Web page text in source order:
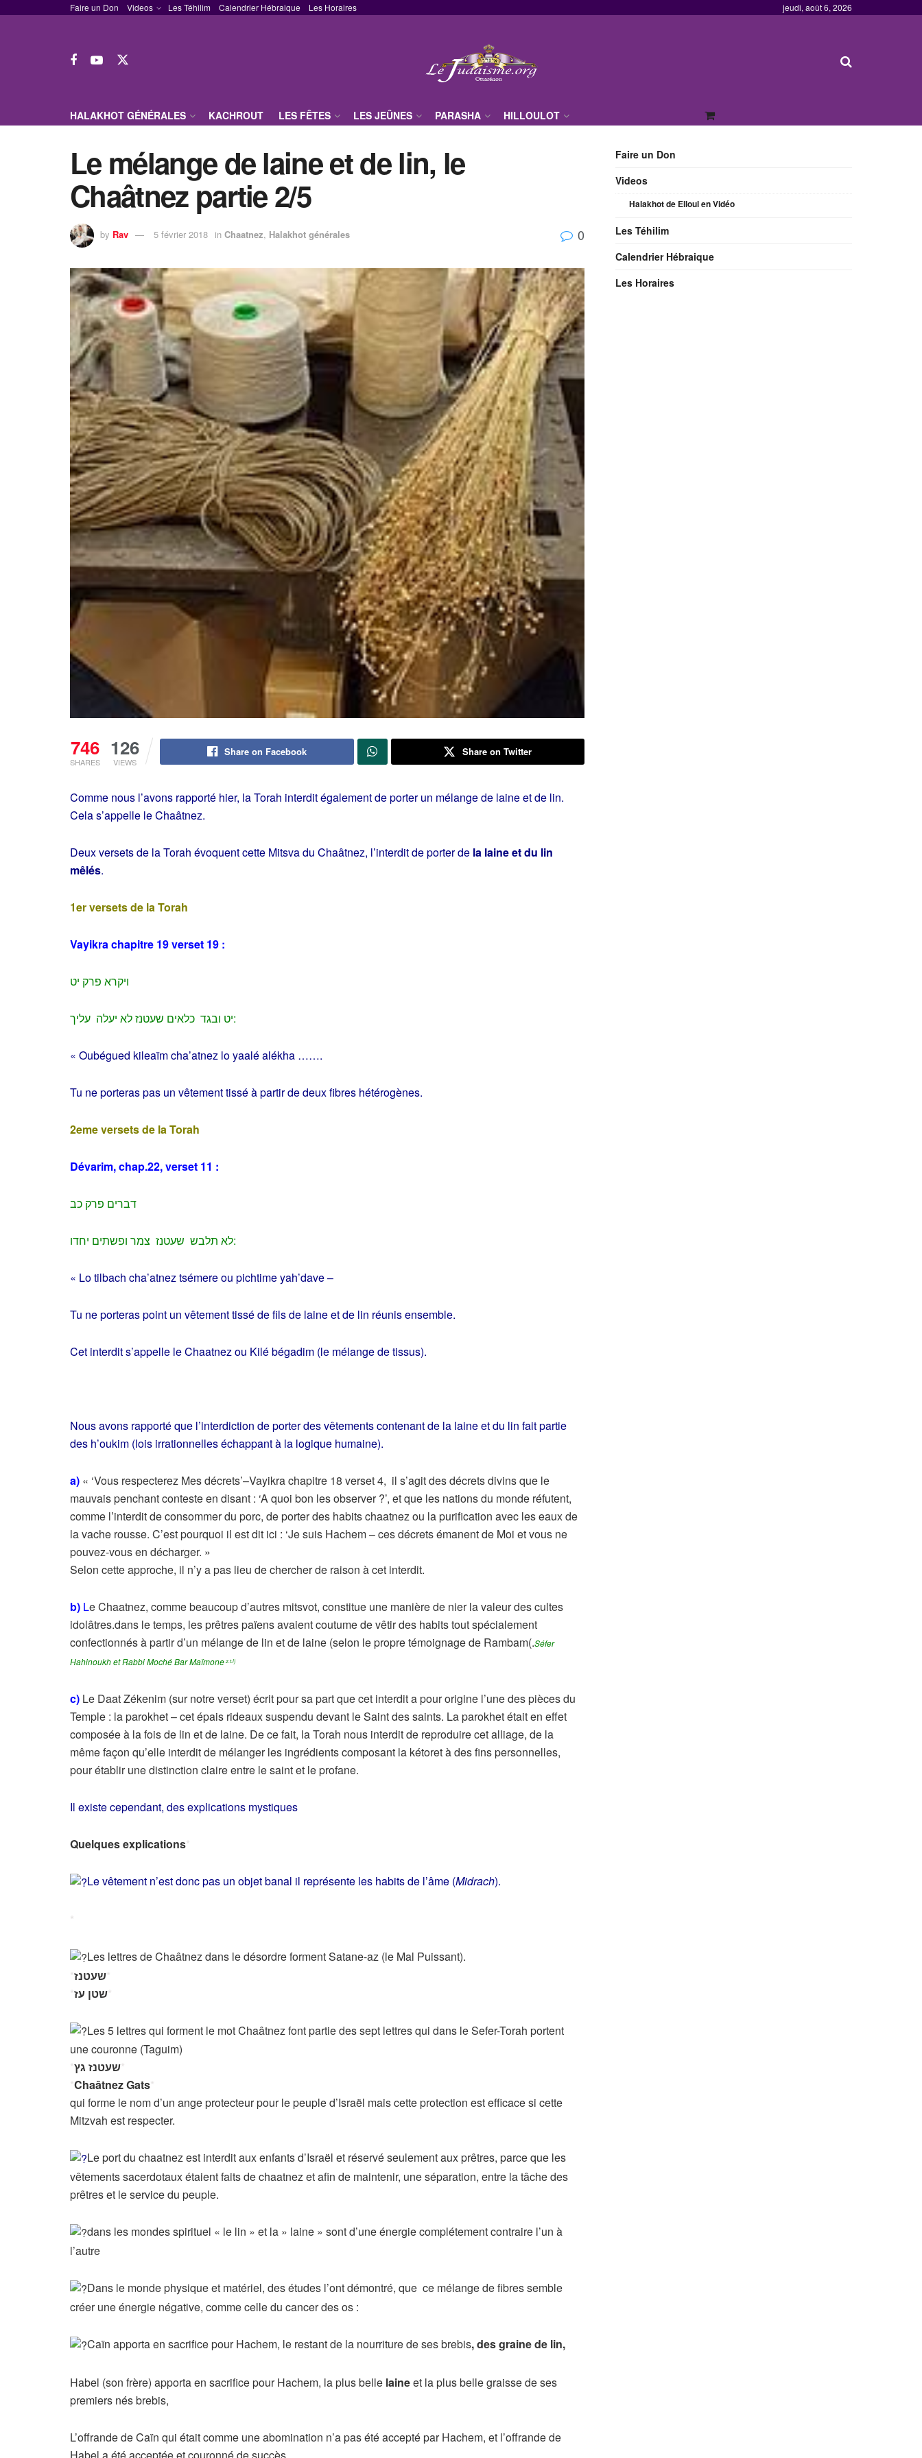
Faire un Don Videos Les Téhilim Calendrier Hébraique Les Horaires jeudi, août 6, 2026
HALAKHOT GÉNÉRALES KACHROUT LES FÊTES LES JEÛNES PARASHA HILLOULOT
Le mélange de laine et de lin, le
Chaâtnez partie 2/5
by Rav 5 février 2018 in Chaatnez, Halakhot générales 0
746
SHARES
126
VIEWS
Share on Facebook Share on Twitter
Comme nous l’avons rapporté hier, la Torah interdit également de porter un mélange de laine et de lin.
Cela s’appelle le Chaâtnez.
Deux versets de la Torah évoquent cette Mitsva du Chaâtnez, l’interdit de porter de la laine et du lin
mêlés.
1er versets de la Torah
Vayikra chapitre 19 verset 19 :
ויקרא פרק יט
יט ובגד כלאים שעטנז לא יעלה עליך:
« Oubégued kileaïm cha’atnez lo yaalé alékha …….
Tu ne porteras pas un vêtement tissé à partir de deux fibres hétérogènes.
2eme versets de la Torah
Dévarim, chap.22, verset 11 :
דברים פרק כב
לא תלבש שעטנז צמר ופשתים יחדו:
« Lo tilbach cha’atnez tsémere ou pichtime yah’dave –
Tu ne porteras point un vêtement tissé de fils de laine et de lin réunis ensemble.
Cet interdit s’appelle le Chaatnez ou Kilé bégadim (le mélange de tissus).
Nous avons rapporté que l’interdiction de porter des vêtements contenant de la laine et du lin fait partie
des h’oukim (lois irrationnelles échappant à la logique humaine).
a) « ‘Vous respecterez Mes décrets’–Vayikra chapitre 18 verset 4, il s’agit des décrets divins que le
mauvais penchant conteste en disant : ‘A quoi bon les observer ?’, et que les nations du monde réfutent,
comme l’interdit de consommer du porc, de porter des habits chaatnez ou la purification avec les eaux de
la vache rousse. C’est pourquoi il est dit ici : ‘Je suis Hachem – ces décrets émanent de Moi et vous ne
pouvez-vous en décharger. »
Selon cette approche, il n’y a pas lieu de chercher de raison à cet interdit.
b) Le Chaatnez, comme beaucoup d’autres mitsvot, constitue une manière de nier la valeur des cultes
idolâtres.dans le temps, les prêtres païens avaient coutume de vêtir des habits tout spécialement
confectionnés à partir d’un mélange de lin et de laine (selon le propre témoignage de Rambam(.Séfer
Hahinoukh et Rabbi Moché Bar Maïmone z.t.l)
c) Le Daat Zékenim (sur notre verset) écrit pour sa part que cet interdit a pour origine l’une des pièces du
Temple : la parokhet – cet épais rideaux suspendu devant le Saint des saints. La parokhet était en effet
composée à la fois de lin et de laine. De ce fait, la Torah nous interdit de reproduire cet alliage, de la
même façon qu’elle interdit de mélanger les ingrédients composant la kétoret à des fins personnelles,
pour établir une distinction claire entre le saint et le profane.
Il existe cependant, des explications mystiques
Quelques explications*
Le vêtement n’est donc pas un objet banal il représente les habits de l’âme (Midrach).
*
Les lettres de Chaâtnez dans le désordre forment Satane-az (le Mal Puissant).
*שעטנז*
*שטן עז*
Les 5 lettres qui forment le mot Chaâtnez font partie des sept lettres qui dans le Sefer-Torah portent
une couronne (Taguim)
*שעטנז גץ*
*Chaâtnez Gats*
qui forme le nom d’un ange protecteur pour le peuple d’Israël mais cette protection est efficace si cette
Mitzvah est respecter.
Le port du chaatnez est interdit aux enfants d’Israël et réservé seulement aux prêtres, parce que les
vêtements sacerdotaux étaient faits de chaatnez et afin de maintenir, une séparation, entre la tâche des
prêtres et le service du peuple.
dans les mondes spirituel « le lin » et la » laine » sont d’une énergie complétement contraire l’un à
l’autre
Dans le monde physique et matériel, des études l’ont démontré, que ce mélange de fibres semble
créer une énergie négative, comme celle du cancer des os :
Caïn apporta en sacrifice pour Hachem, le restant de la nourriture de ses brebis, des graine de lin,
Habel (son frère) apporta en sacrifice pour Hachem, la plus belle laineet la plus belle graisse de ses
premiers nés brebis,
L’offrande de Caïn qui était comme une abomination n’a pas été accepté par Hachem, et l’offrande de
Habel a été acceptée et couronné de succès.
Faire un Don
Videos
Halakhot de Elloul en Vidéo
Les Téhilim
Calendrier Hébraique
Les Horaires